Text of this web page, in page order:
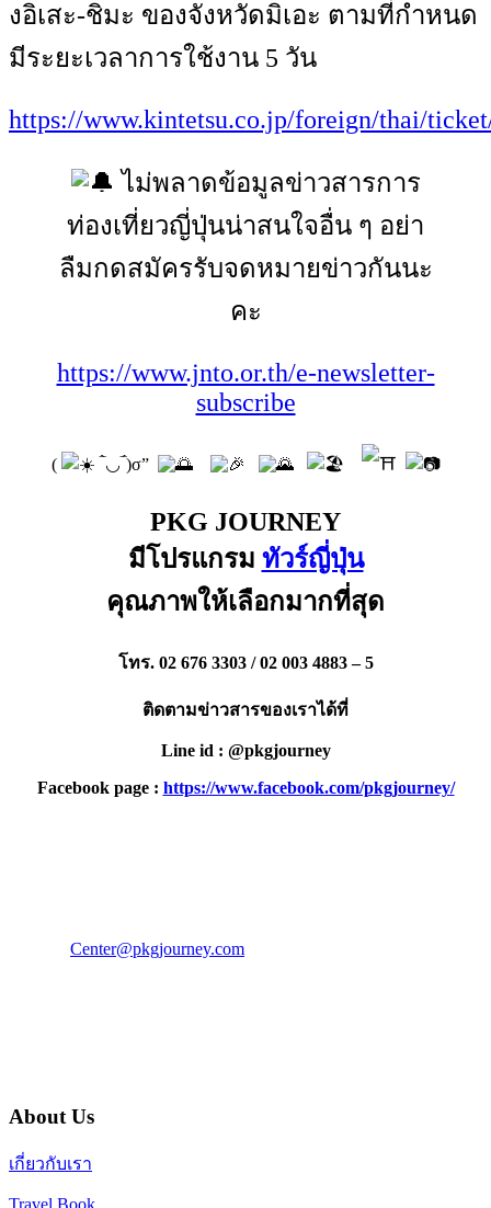
งอิเสะ-ชิมะ ของจังหวัดมิเอะ ตามที่กำหนด
มีระยะเวลาการใช้งาน 5 วัน
https://www.kintetsu.co.jp/foreign/thai/
ไม่พลาดข้อมูลข่าวสารการ
ท่องเที่ยวญี่ปุ่นน่าสนใจอื่น ๆ อย่า
ลืมกดสมัครรับจดหมายข่าวกันนะ
คะ
https://www.jnto.or.th/e-newsletter-
subscribe
( ‾̀◡‾́)σ”
PKG JOURNEY
มีโปรแกรม ทัวร์ญี่ปุ่น
คุณภาพให้เลือกมากที่สุด
โทร. 02 676 3303 / 02 003 4883 – 5
ติดตามข่าวสารของเราได้ที่
Line id : @pkgjourney
Facebook page : https://www.facebook.com/pkgjourney/
Center@pkgjourney.com
About Us
เกี่ยวกับเรา